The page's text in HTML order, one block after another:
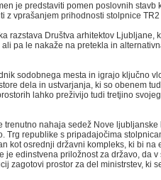
je predstaviti pomen poslovnih stavb
z vprašanjem prihodnosti stolpnice TR2
razstava Društva arhitektov Ljubljane,
pa le nakaže na pretekla in
sodobnega mesta in igrajo ključno
dela in ustvarjanja, ki so obenem
lahko preživijo tudi tretjino
trenutno nahaja sedež Nove
Trg republike s pripadajočima
kot osrednji državni kompleks, ki bi na
je edinstvena priložnost za državo, da
zagotovi prostor za del ministrstev, ki